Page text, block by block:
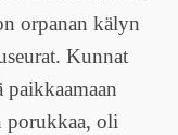
orpanan kälyn
Kunnat
porukkaa, oli